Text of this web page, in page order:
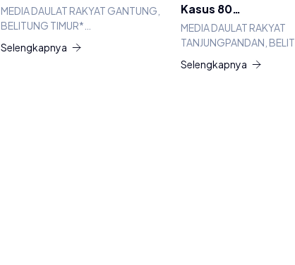
MEDIA DAULAT RAKYAT GANTUNG,
BELITUNG TIMUR*…
Selengkapnya
Kasus 80…
MEDIA DAULAT RAKYAT
TANJUNGPANDAN,
Selengkapnya